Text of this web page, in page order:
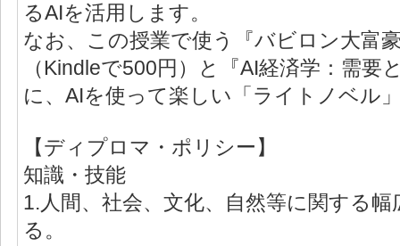
るAIを活用します。
なお、この授業で使う『バビロン大富
（Kindleで500円）と『AI経済学：需要
に、AIを使って楽しい「ライトノベル
【ディプロマ・ポリシー】
知識・技能
1.人間、社会、文化、自然等に関する
る。